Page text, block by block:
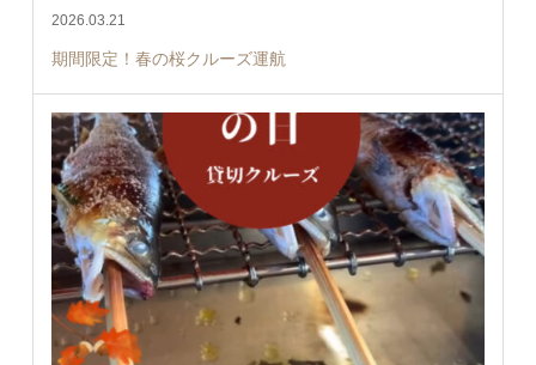
2026.03.21
期間限定！春の桜クルーズ運航